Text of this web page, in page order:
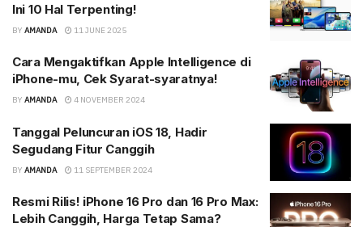
Ini 10 Hal Terpenting!
BY AMANDA 11 JUNE 2025
Cara Mengaktifkan Apple Intelligence di
iPhone-mu, Cek Syarat-syaratnya!
BY AMANDA 4 NOVEMBER 2024
Tanggal Peluncuran iOS 18, Hadir
Segudang Fitur Canggih
BY AMANDA 11 SEPTEMBER 2024
Resmi Rilis! iPhone 16 Pro dan 16 Pro Max:
Lebih Canggih, Harga Tetap Sama?